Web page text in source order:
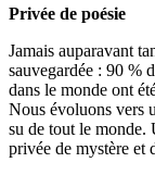
Privée de poésie
Jamais auparavant
sauvegardée : 90 %
dans le monde ont
Nous évoluons vers
su de tout le monde.
privée de mystère et